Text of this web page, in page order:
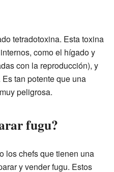
tetradotoxina. Esta toxina
como el hígado y
con la reproducción), y
tan potente que una
peligrosa.
fugu?
los chefs que tienen una
y vender fugu. Estos